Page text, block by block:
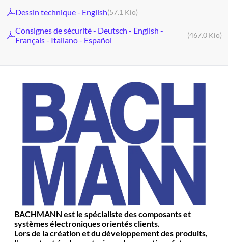
Dessin technique - English(57.1 Kio)
Consignes de sécurité - Deutsch - English -
Français - Italiano - Español
(467.0 Kio)
BACHMANN est le spécialiste des composants et
systèmes électroniques orientés clients.
Lors de la création et du développement des produits,